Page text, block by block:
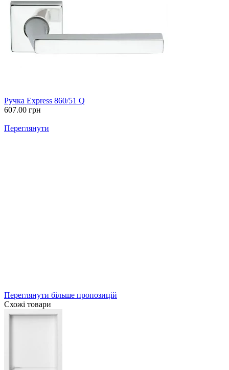
Ручка Express 860/51 Q
607.00 грн
Переглянути
Переглянути більше пропозицій
Схожі товари